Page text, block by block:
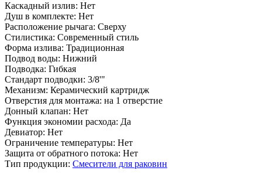
Каскадный излив: Нет
Душ в комплекте: Нет
Расположение рычага: Сверху
Стилистика: Современный стиль
Форма излива: Традиционная
Подвод воды: Нижний
Подводка: Гибкая
Стандарт подводки: 3/8'"
Механизм: Керамический картридж
Отверстия для монтажа: на 1 отверстие
Донный клапан: Нет
Функция экономии расхода: Да
Девиатор: Нет
Ограничение температуры: Нет
Защита от обратного потока: Нет
Тип продукции: Смесители для раковин